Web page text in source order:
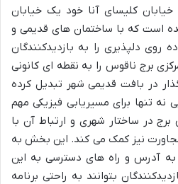
خیابان کلیسای آنا خود یک خیابان
است که با ساختمان های قدیمی و
روی دلپذیری را به بازدیدکنندگان
برج ناقوس را به نقطه ای کانونی
در بافت قدیمی شهر تبدیل کرده
تنها برای مسیریابی فیزیکی مهم
در ساختار شهری و ارتباط آن با
نیز کمک می کند. این بخش به
آدرس و راه های دسترسی به این
بتوانند به راحتی برنامه